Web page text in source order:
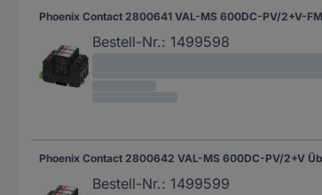
Bestell-Nr.: 1499598
Bestell-Nr.: 1499599